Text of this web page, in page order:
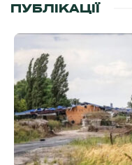
ПУБЛІКАЦІЇ